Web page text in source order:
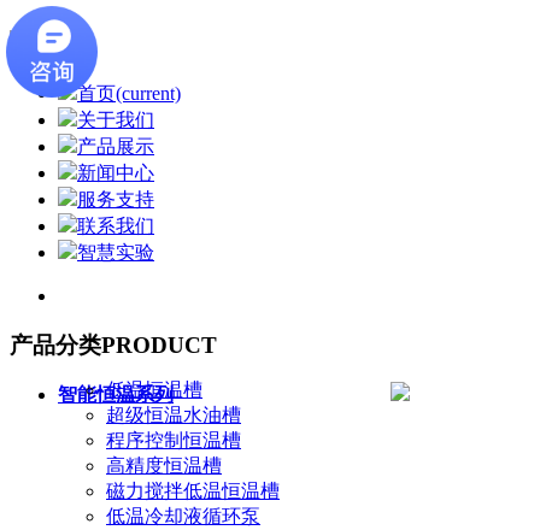
首页(current)
关于我们
产品展示
新闻中心
服务支持
联系我们
智慧实验
产品分类PRODUCT
智能恒温系列
低温恒温槽
超级恒温水油槽
程序控制恒温槽
高精度恒温槽
磁力搅拌低温恒温槽
低温冷却液循环泵